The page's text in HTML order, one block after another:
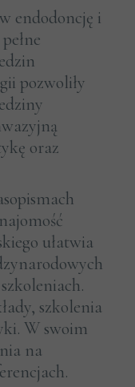
endodoncję i
pozwoliły
oraz
ułatwia
szkolenia
W swoim
na